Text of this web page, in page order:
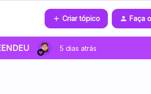
Criar tópico Faça
5 dias atrás